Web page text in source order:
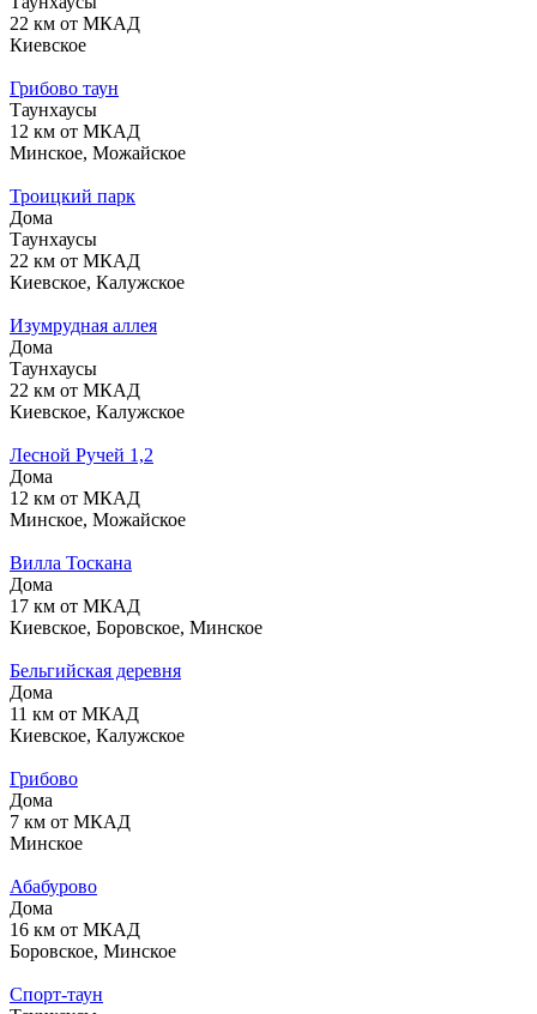
22 км от МКАД
Киевское
Грибово таун
Таунхаусы
12 км от МКАД
Минское, Можайское
Троицкий парк
Дома
Таунхаусы
22 км от МКАД
Киевское, Калужское
Изумрудная аллея
Дома
Таунхаусы
22 км от МКАД
Киевское, Калужское
Лесной Ручей 1,2
Дома
12 км от МКАД
Минское, Можайское
Вилла Тоскана
Дома
17 км от МКАД
Киевское, Боровское, Минское
Бельгийская деревня
Дома
11 км от МКАД
Киевское, Калужское
Грибово
Дома
7 км от МКАД
Минское
Абабурово
Дома
16 км от МКАД
Боровское, Минское
Спорт-таун